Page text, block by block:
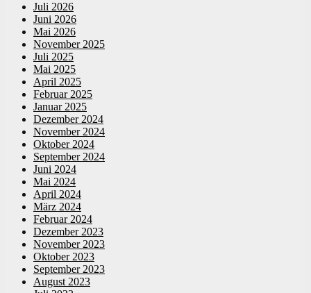
Juli 2026
Juni 2026
Mai 2026
November 2025
Juli 2025
Mai 2025
April 2025
Februar 2025
Januar 2025
Dezember 2024
November 2024
Oktober 2024
September 2024
Juni 2024
Mai 2024
April 2024
März 2024
Februar 2024
Dezember 2023
November 2023
Oktober 2023
September 2023
August 2023